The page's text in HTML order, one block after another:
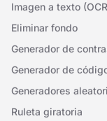
Imagen a texto
Eliminar fondo
Generador de
Generador de
Generadores
Ruleta giratoria